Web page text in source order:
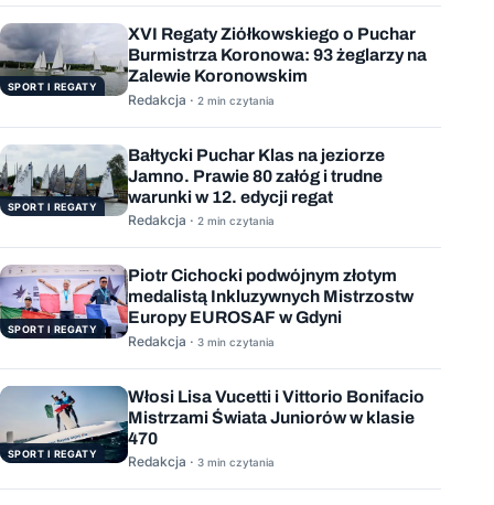
SPORT I REGATY
XVI Regaty Ziółkowskiego o Puchar
Burmistrza Koronowa: 93 żeglarzy na
Zalewie Koronowskim
Redakcja · 2 min czytania
SPORT I REGATY
Bałtycki Puchar Klas na jeziorze
Jamno. Prawie 80 załóg i trudne
warunki w 12. edycji regat
Redakcja · 2 min czytania
SPORT I REGATY
Piotr Cichocki podwójnym złotym
medalistą Inkluzywnych Mistrzostw
Europy EUROSAF w Gdyni
Redakcja · 3 min czytania
SPORT I REGATY
Włosi Lisa Vucetti i Vittorio Bonifacio
Mistrzami Świata Juniorów w klasie
470
Redakcja · 3 min czytania